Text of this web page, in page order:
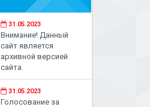
31.05.2023
Внимание! Данный
сайт является
архивной версией
сайта.
31.05.2023
Голосование за